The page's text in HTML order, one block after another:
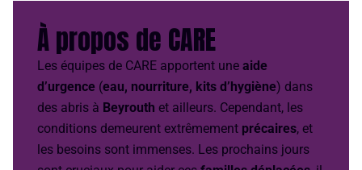
À propos de CARE
Les équipes de CARE apportent une aide
d’urgence (eau, nourriture, kits d’hygiène) dans
des abris à Beyrouth et ailleurs. Cependant, les
conditions demeurent extrêmement précaires, et
les besoins sont immenses. Les prochains jours